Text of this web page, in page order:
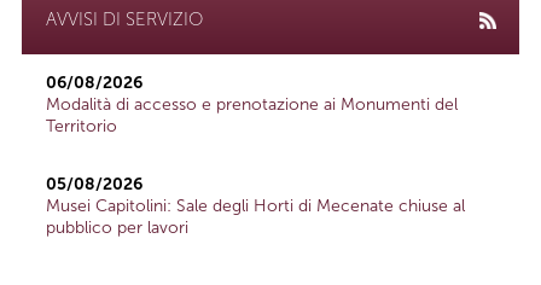
AVVISI DI SERVIZIO
06/08/2026
Modalità di accesso e prenotazione ai Monumenti del
Territorio
05/08/2026
Musei Capitolini: Sale degli Horti di Mecenate chiuse al
pubblico per lavori